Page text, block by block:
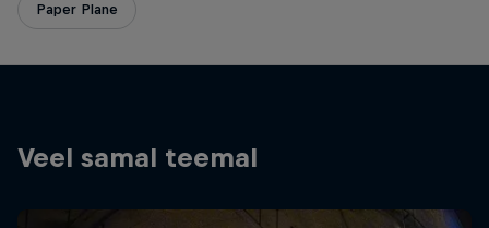
Paper Plane
Veel samal teemal